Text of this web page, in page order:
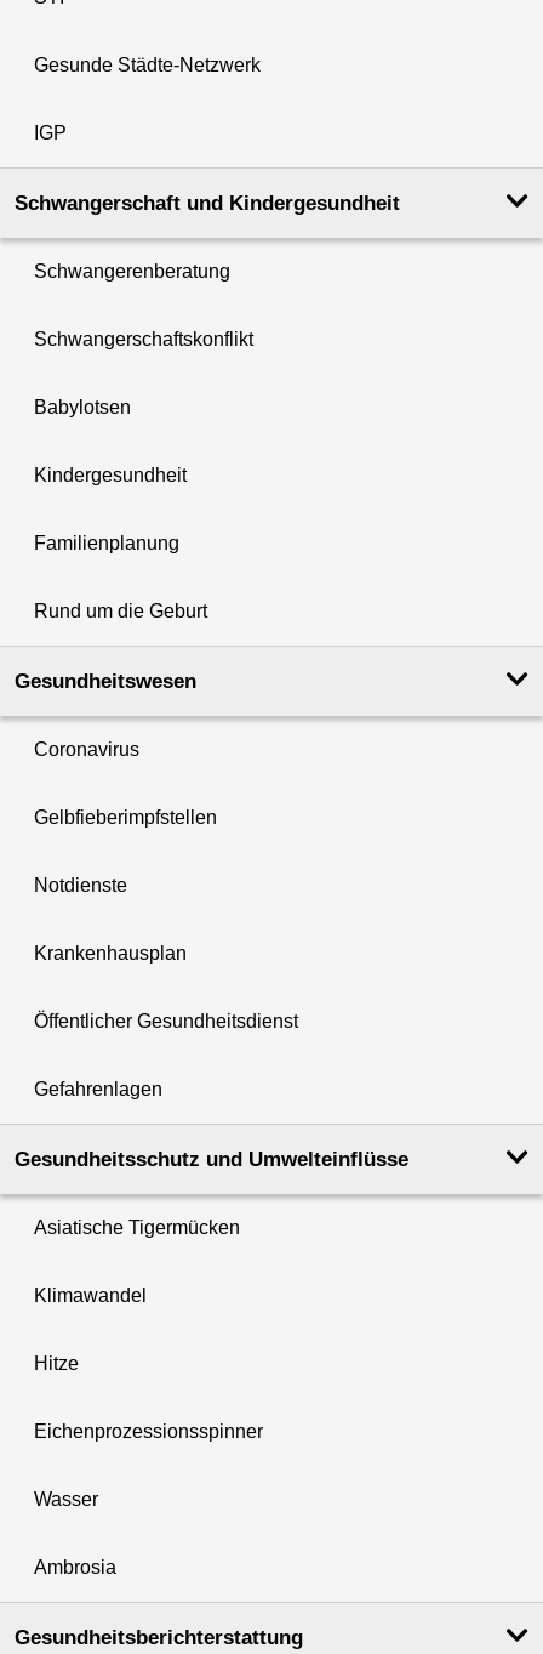
Gesunde Städte-Netzwerk
IGP
Schwanger­schaft und Kinder­­gesundheit
Schwangerenberatung
Schwangerschaftskonflikt
Babylotsen
Kindergesundheit
Familienplanung
Rund um die Geburt
Gesundheits­wesen
Coronavirus
Gelbfieberimpfstellen
Notdienste
Krankenhausplan
Öffentlicher Gesundheitsdienst
Gefahrenlagen
Gesundheits­schutz und Umwelt­einflüsse
Asiatische Tigermücken
Klimawandel
Hitze
Eichenprozessionsspinner
Wasser
Ambrosia
Gesundheits­berichterstattung